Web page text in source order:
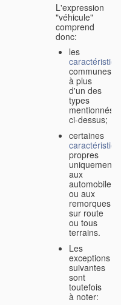
L'expression
"véhicule"
comprend
donc:
les
communes
à plus
d'un des
types
mentionnés
ci-dessus;
certaines
propres
uniquement
aux
automobiles
ou aux
remorques
sur route
ou tous
terrains.
Les
exceptions
suivantes
sont
toutefois
à noter: